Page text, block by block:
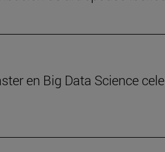
en Big Data Science